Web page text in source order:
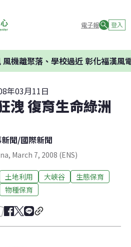
電子報 登入
離聚落、學校過近 彰化福漢風電
年03月11日
洩 復育生命綠洲
聞/國際新聞
March 7, 2008 (ENS)
土地利用 大峽谷
生態保育
物種保育